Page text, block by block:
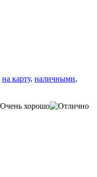
на карту, наличными,